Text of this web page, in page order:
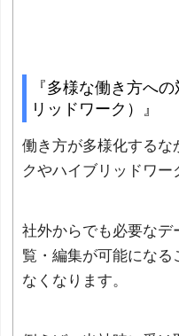
『多様な働き方へ
リッドワーク）』
働き方が多様化するな
クやハイブリッドワー
社外からでも必要なデ
覧・編集が可能にな
なくなります。